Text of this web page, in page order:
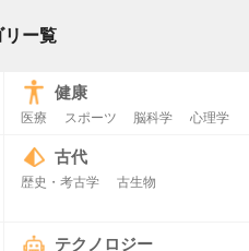
リー覧
健康
医療 スポーツ 脳科学 心理学
古代
歴史・考古学 古生物
テクノロジー